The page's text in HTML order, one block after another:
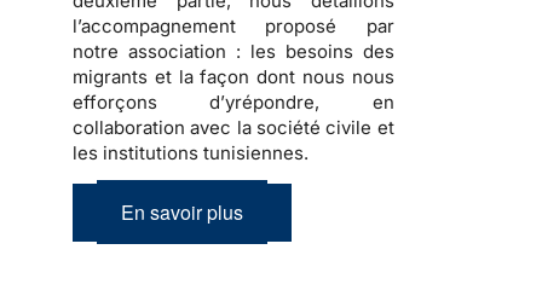
l’accompagnement proposé par
notre association : les besoins des
migrants et la façon dont nous nous
efforçons d’yrépondre, en
collaboration avec la société civile et
les institutions tunisiennes.
En savoir plus